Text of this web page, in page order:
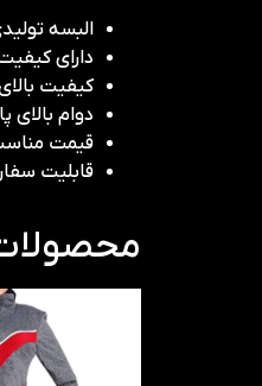
البسه
دارای
کیفیت
دوام بالای
قیمت
قابلیت